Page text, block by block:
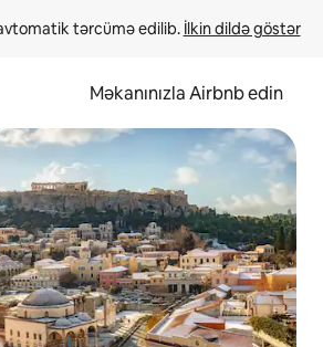
tərcümə edilib. İlkin dildə göstər
Məkanınızla Airbnb edin